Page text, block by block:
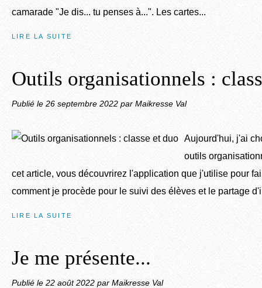
camarade "Je dis... tu penses à...". Les cartes...
LIRE LA SUITE
Outils organisationnels :
Publié le 26 septembre 2022 par Maikresse Val
Aujourd'hui, j'ai
outils
cet article, vous découvrirez l'application que j'utilise pour
comment je procède pour le suivi des élèves et le partage
LIRE LA SUITE
Je me présente...
Publié le 22 août 2022 par Maikresse Val